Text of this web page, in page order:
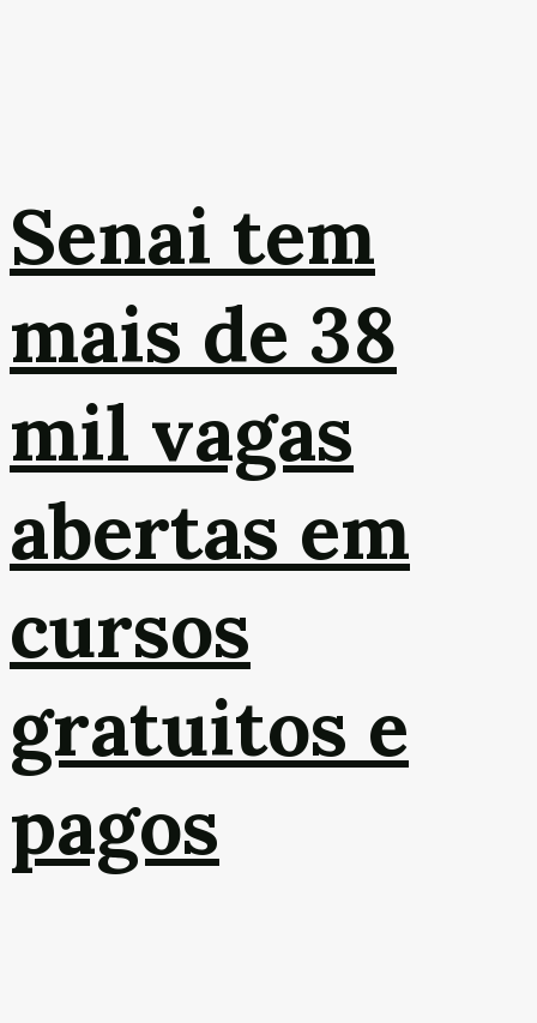
Senai tem
mais de 38
mil vagas
abertas em
cursos
gratuitos e
pagos